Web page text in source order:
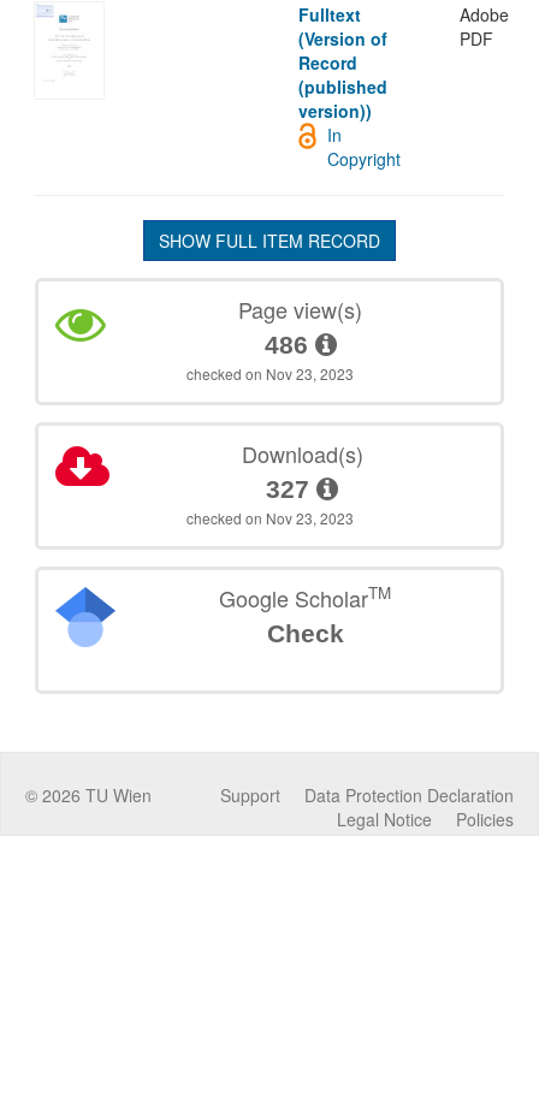
Fulltext
(Version of
Record
(published
version))
Adobe
PDF
In
Copyright
SHOW FULL ITEM RECORD
Page view(s)
486
checked on Nov 23, 2023
Download(s)
327
checked on Nov 23, 2023
Google ScholarTM
Check
© 2026 TU Wien Data Protection Declaration
Support
Policies
Legal Notice